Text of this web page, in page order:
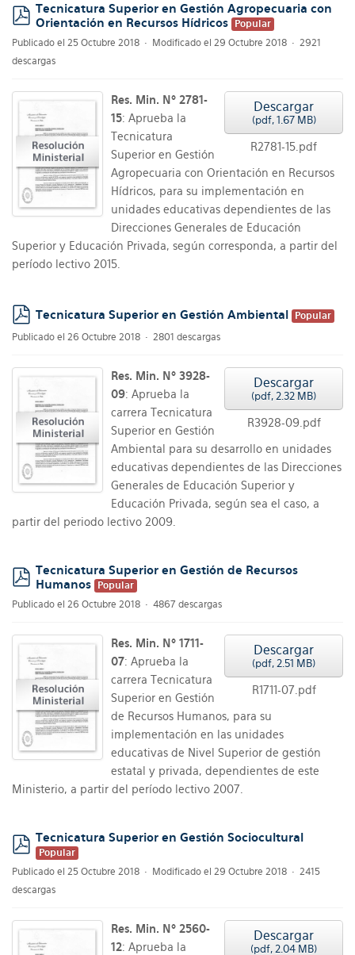
pdf
Tecnicatura Superior en Gestión Agropecuaria con
Orientación en Recursos Hídricos
Popular
Publicado el 25 Octubre 2018
Modificado el 29 Octubre 2018
2921
descargas
Descargar
(pdf, 1.67 MB)
R2781-15.pdf
Res. Min. Nº 2781-
15: Aprueba la
Tecnicatura
Superior en Gestión
Agropecuaria con Orientación en Recursos
Hídricos, para su implementación en
unidades educativas dependientes de las
Direcciones Generales de Educación
Superior y Educación Privada, según corresponda, a partir del
período lectivo 2015.
pdf
Tecnicatura Superior en Gestión Ambiental
Popular
Publicado el 26 Octubre 2018
2801 descargas
Descargar
(pdf, 2.32 MB)
R3928-09.pdf
Res. Min. Nº 3928-
09: Aprueba la
carrera Tecnicatura
Superior en Gestión
Ambiental para su desarrollo en unidades
educativas dependientes de las Direcciones
Generales de Educación Superior y
Educación Privada, según sea el caso, a
partir del periodo lectivo 2009.
pdf
Tecnicatura Superior en Gestión de Recursos
Humanos
Popular
Publicado el 26 Octubre 2018
4867 descargas
Descargar
(pdf, 2.51 MB)
R1711-07.pdf
Res. Min. Nº 1711-
07: Aprueba la
carrera Tecnicatura
Superior en Gestión
de Recursos Humanos, para su
implementación en las unidades
educativas de Nivel Superior de gestión
estatal y privada, dependientes de este
Ministerio, a partir del período lectivo 2007.
pdf
Tecnicatura Superior en Gestión Sociocultural
Popular
Publicado el 25 Octubre 2018
Modificado el 29 Octubre 2018
2415
descargas
Descargar
(pdf, 2.04 MB)
Res. Min. Nº 2560-
12: Aprueba la